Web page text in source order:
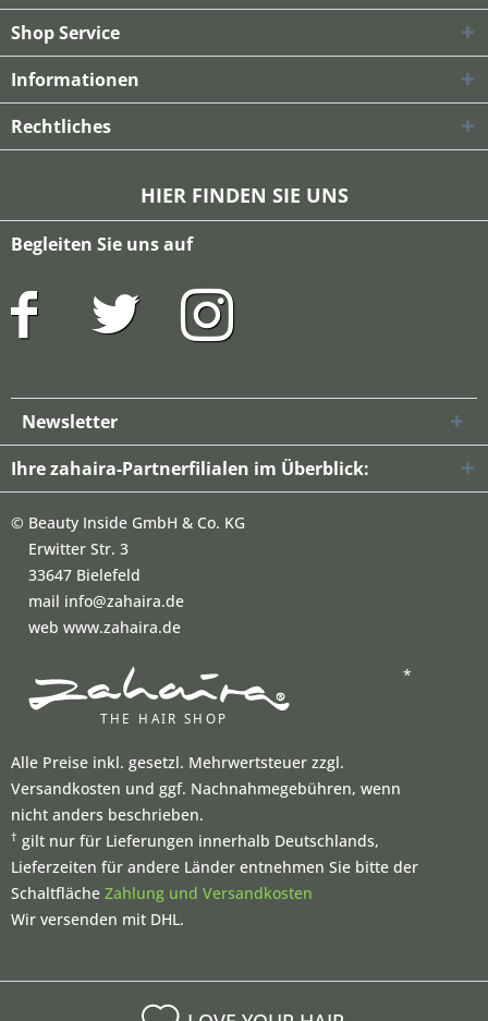
Shop Service
Informationen
Rechtliches
HIER FINDEN SIE UNS
Begleiten Sie uns auf
Newsletter
Ihre zahaira-Partnerfilialen im Überblick:
© Beauty Inside GmbH & Co. KG
Erwitter Str. 3
33647 Bielefeld
mail info@zahaira.de
web www.zahaira.de
*
Alle Preise inkl. gesetzl. Mehrwertsteuer zzgl.
Versandkosten und ggf. Nachnahmegebühren, wenn
nicht anders beschrieben.
† gilt nur für Lieferungen innerhalb Deutschlands,
Lieferzeiten für andere Länder entnehmen Sie bitte der
Schaltfläche Zahlung und Versandkosten
Wir versenden mit DHL.